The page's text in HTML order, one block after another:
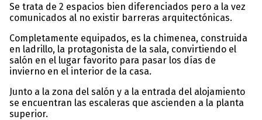
Se trata de 2 espacios bien diferenciados pero a la vez
comunicados al no existir barreras arquitectónicas.
Completamente equipados, es la chimenea, construida
en ladrillo, la protagonista de la sala, convirtiendo el
salón en el lugar favorito para pasar los días de
invierno en el interior de la casa.
Junto a la zona del salón y a la entrada del alojamiento
se encuentran las escaleras que ascienden a la planta
superior.